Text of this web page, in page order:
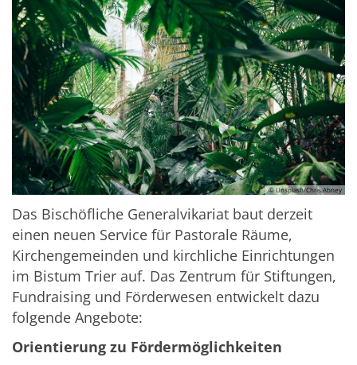
© Unsplash/Chris Abney
Das Bischöfliche Generalvikariat baut derzeit
einen neuen Service für Pastorale Räume,
Kirchengemeinden und kirchliche Einrichtungen
im Bistum Trier auf. Das Zentrum für Stiftungen,
Fundraising und Förderwesen entwickelt dazu
folgende Angebote:
Orientierung zu Fördermöglichkeiten